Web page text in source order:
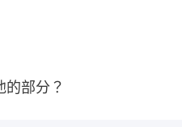
的部分？